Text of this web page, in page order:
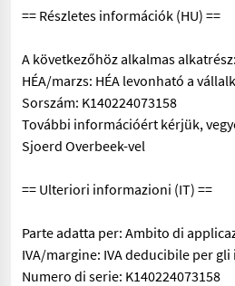
== Részletes információk (HU) ==
A következőhöz alkalmas
HÉA/marzs: HÉA levonható a
Sorszám: K140224073158
További információért kérjük,
Sjoerd Overbeek-vel
== Ulteriori informazioni (IT) ==
Parte adatta per: Ambito di
IVA/margine: IVA deducibile per
Numero di serie: K140224073158